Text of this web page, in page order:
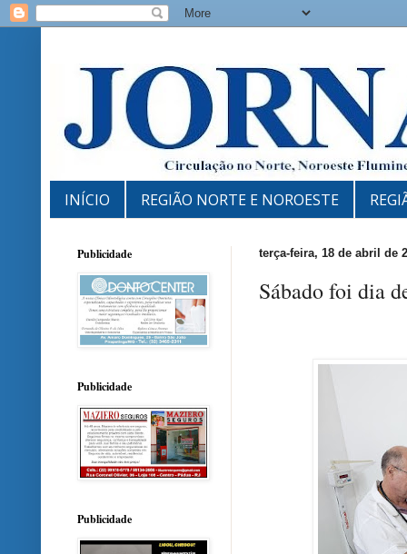
INÍCIO REGIÃO NORTE E NOROESTE
terça-feira, 18 de abril de
Sábado foi dia
Publicidade
Publicidade
Publicidade